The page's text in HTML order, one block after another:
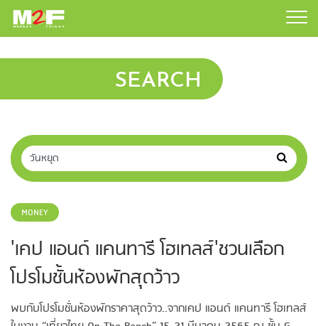
SEARCH
MONEY
'เคป แอนด์ แคนทารี โฮเทลส์'ชวนเลือก
โปรโมชั้นห้องพักสุดว้าว
พบกับโปรโมชั่นห้องพักราคาสุดว้าว..จากเคป แอนด์ แคนทารี โฮเทลส์